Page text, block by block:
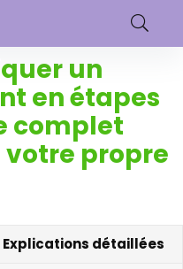
un
en étapes
complet
propre
Explications détaillées